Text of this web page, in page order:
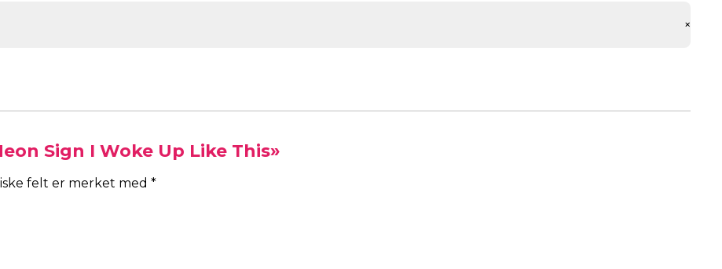
+
Sign I Woke Up Like This»
felt er merket med *